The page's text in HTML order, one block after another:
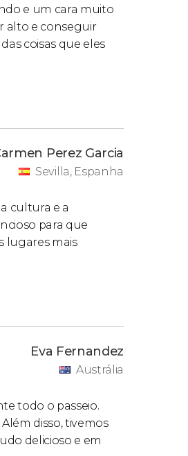
e um cara muito
alto e conseguir
coisas que eles
Perez Garcia
Sevilla, Espanha
cultura e a
para que
lugares mais
Eva Fernandez
Austrália
todo o passeio.
disso, tivemos
delicioso e em